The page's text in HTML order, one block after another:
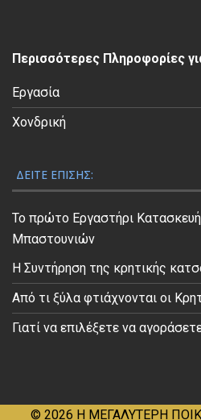
Περισσότερες Πληροφορίες
Εργασία
Χονδρική
ΔΕΊΤΕ ΕΠΊΣΗΣ:
Το πρώτο Εργαστήρι
Μπαστουνιών
Η Συντήρηση της κρητικής
Από τι ξύλα φτιάχνονται οι
Γιατί να επιλέξετε να
© 2026 Η ΜΕΓΑΛΥΤΕΡΗ